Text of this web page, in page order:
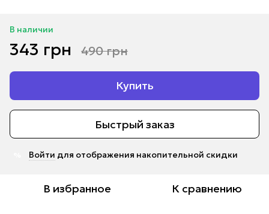
В наличии
343 грн 490 грн
Купить
Быстрый заказ
Войти для отображения накопительной скидки
В избранное К сравнению